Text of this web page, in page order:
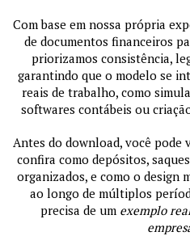
Com base em nossa própria
de documentos financeiros
priorizamos consistência,
garantindo que o modelo se
reais de trabalho, como
softwares contábeis ou
Antes do download, você
confira como depósitos,
organizados, e como o design
ao longo de múltiplos
precisa de um exemplo